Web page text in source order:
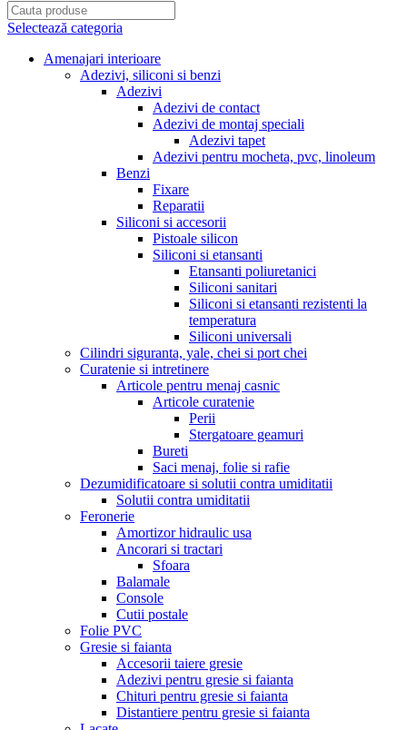
Selectează categoria
Amenajari interioare
Adezivi, siliconi si benzi
Adezivi
Adezivi de contact
Adezivi de montaj speciali
Adezivi tapet
Adezivi pentru mocheta, pvc, linoleum
Benzi
Fixare
Reparatii
Siliconi si accesorii
Pistoale silicon
Siliconi si etansanti
Etansanti poliuretanici
Siliconi sanitari
Siliconi si etansanti rezistenti la
temperatura
Siliconi universali
Cilindri siguranta, yale, chei si port chei
Curatenie si intretinere
Articole pentru menaj casnic
Articole curatenie
Perii
Stergatoare geamuri
Bureti
Saci menaj, folie si rafie
Dezumidificatoare si solutii contra umiditatii
Solutii contra umiditatii
Feronerie
Amortizor hidraulic usa
Ancorari si tractari
Sfoara
Balamale
Console
Cutii postale
Folie PVC
Gresie si faianta
Accesorii taiere gresie
Adezivi pentru gresie si faianta
Chituri pentru gresie si faianta
Distantiere pentru gresie si faianta